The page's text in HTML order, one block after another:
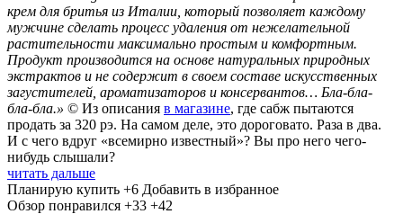
крем для бритья из Италии, который позволяет каждому
мужчине сделать процесс удаления от нежелательной
растительности максимально простым и комфортным.
Продукт производится на основе натуральных природных
экстрактов и не содержит в своем составе искусственных
загустителей, ароматизаторов и консервантов… Бла-бла-
бла-бла.» © Из описания в магазине, где сабж пытаются
продать за 320 рэ. На самом деле, это дороговато. Раза в два.
И с чего вдруг «всемирно известный»? Вы про него чего-
нибудь слышали?
читать дальше
Планирую купить +6 Добавить в избранное
Обзор понравился +33 +42